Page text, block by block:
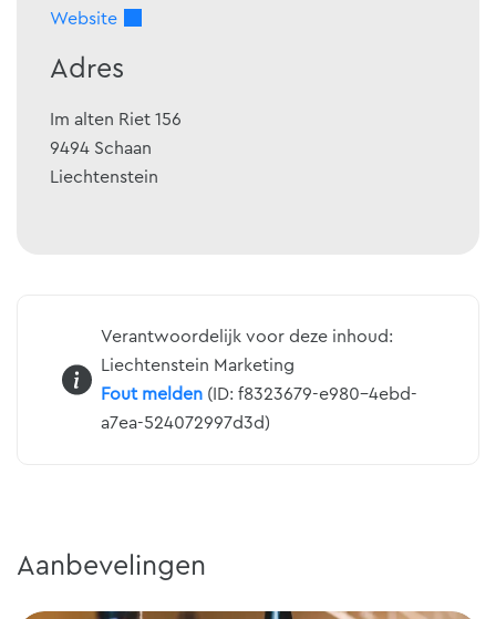
Website
Adres
Im alten Riet 156
9494 Schaan
Liechtenstein
Verantwoordelijk voor deze inhoud:
Liechtenstein Marketing
Fout melden (ID: f8323679-e980-4ebd-
a7ea-524072997d3d)
Aanbevelingen